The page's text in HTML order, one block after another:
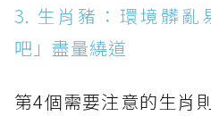
3. 生肖豬：環境髒亂
吧」盡量繞道
第4個需要注意的生肖